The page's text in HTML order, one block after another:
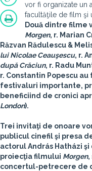
vor fi organizate un
facultăţile de film şi
Două dintre filme
Morgen, r. Marian
Răzvan Rădulescu &
lui Nicolae Ceauşescu, r.
după Crăciun, r. Radu
r. Constantin Popescu
festivaluri importante,
beneficiind de cronici
London).
Trei invitaţi de onoare
publicul cinefil şi presa
actorulAndrás Hatházi şi
proiecţia filmului Morgen,
concertul-petrecere de